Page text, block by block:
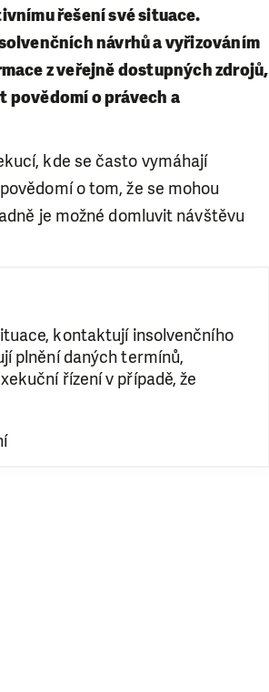
řešení své situace.
návrhů a vyřizováním
z veřejně dostupných zdrojů,
o právech a
kde se často vymáhají
o tom, že se mohou
je možné domluvit návštěvu
kontaktují insolvenčního
plnění daných termínů,
řízení v případě, že